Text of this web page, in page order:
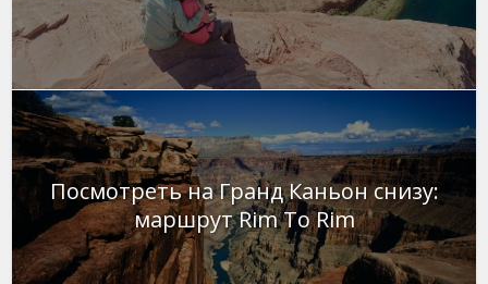
Посмотреть на Гранд Каньон снизу:
маршрут Rim To Rim